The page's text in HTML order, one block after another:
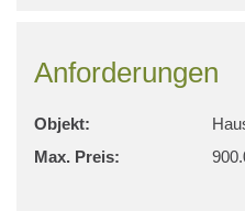
Anforderungen
Objekt:
Max. Preis: